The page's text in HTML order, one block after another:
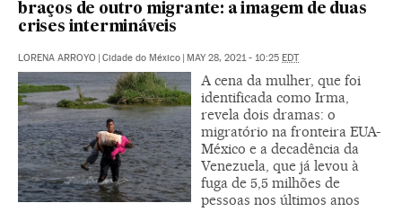
braços de outro migrante: a imagem de duas
crises intermináveis
LORENA ARROYO | Cidade do México | MAY 28, 2021 - 10:25 EDT
A cena da mulher, que foi
identificada como Irma,
revela dois dramas: o
migratório na fronteira EUA-
México e a decadência da
Venezuela, que já levou à
fuga de 5,5 milhões de
pessoas nos últimos anos